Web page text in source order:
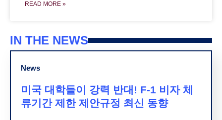
IN THE NEWS
News
미국 대학들이 강력 반대! F-1 비자 체
류기간 제한 제안규정 최신 동향
READ MORE »